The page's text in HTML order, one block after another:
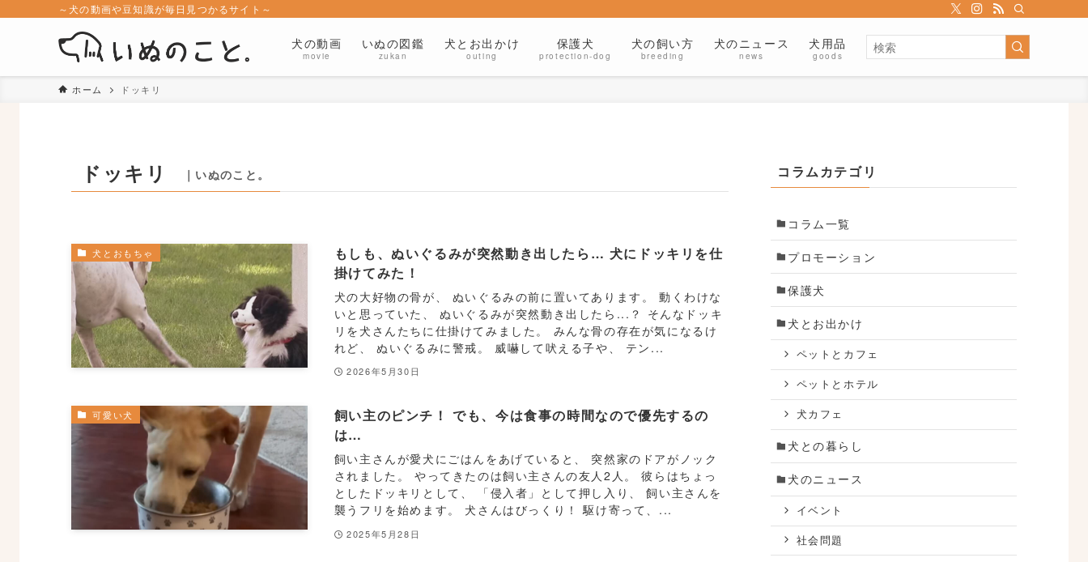
～犬の動画や豆知識が毎日見つかるサイト～
犬の動画
movie
いぬの図鑑
zukan
犬とお出かけ
outing
保護犬
protection-dog
犬の飼い方
breeding
犬のニュース
news
犬用品
goods
ホーム ドッキリ
ドッキリ ｜いぬのこと。
犬とおもちゃ
もしも、ぬいぐるみが突然動き出したら… 犬にドッキリを仕
掛けてみた！
犬の大好物の骨が、 ぬいぐるみの前に置いてあります。 動くわけな
いと思っていた、 ぬいぐるみが突然動き出したら...？ そんなドッキ
リを犬さんたちに仕掛けてみました。 みんな骨の存在が気になるけ
れど、 ぬいぐるみに警戒。 威嚇して吠える子や、 テン...
2026年5月30日
可愛い犬
飼い主のピンチ！ でも、今は食事の時間なので優先するの
は…
飼い主さんが愛犬にごはんをあげていると、 突然家のドアがノック
されました。 やってきたのは飼い主さんの友人2人。 彼らはちょっ
としたドッキリとして、 「侵入者」として押し入り、 飼い主さんを
襲うフリを始めます。 犬さんはびっくり！ 駆け寄って、...
2025年5月28日
コラムカテゴリ
コラム一覧
プロモーション
保護犬
犬とお出かけ
ペットとカフェ
ペットとホテル
犬カフェ
犬との暮らし
犬のニュース
イベント
社会問題